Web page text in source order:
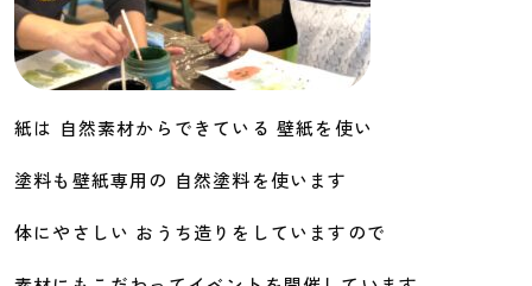
紙は 自然素材からできている 壁紙を使い
塗料も壁紙専用の 自然塗料を使います
体にやさしい おうち造りをしていますので